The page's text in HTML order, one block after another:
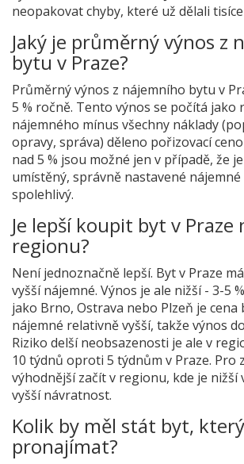
neopakovat chyby, které už dělali
Jaký je průměrný výnos z
bytu v Praze?
Průměrný výnos z nájemního bytu v
5 % ročně. Tento výnos se počítá jako
nájemného mínus všechny náklady
opravy, správa) děleno pořizovací
nad 5 % jsou možné jen v případě, že
umístěný, správně nastavené
spolehlivý.
Je lepší koupit byt v Praze
regionu?
Není jednoznačně lepší. Byt v Praze
vyšší nájemné. Výnos je ale nižší - 3-5
jako Brno, Ostrava nebo Plzeň je cena
nájemné relativně vyšší, takže výnos
Riziko delší neobsazenosti je ale v
10 týdnů oproti 5 týdnům v Praze. Pro
výhodnější začít v regionu, kde je nižší
vyšší návratnost.
Kolik by měl stát byt,
pronajímat?